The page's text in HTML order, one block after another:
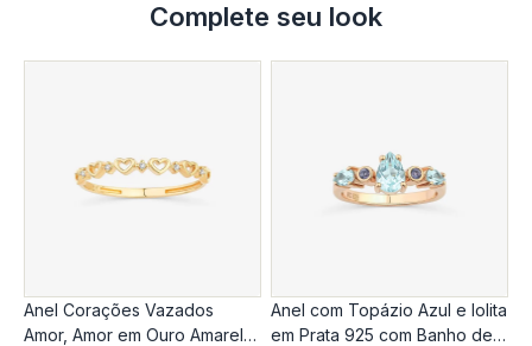
Complete seu look
Anel Corações Vazados
Amor, Amor em Ouro Amarelo
Anel com Topázio Azul e Iolita
em Prata 925 com Banho de